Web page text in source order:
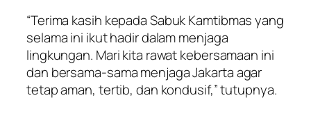
“Terima kasih kepada Sabuk Kamtibmas yang
selama ini ikut hadir dalam menjaga
lingkungan. Mari kita rawat kebersamaan ini
dan bersama-sama menjaga Jakarta agar
tetap aman, tertib, dan kondusif,” tutupnya.